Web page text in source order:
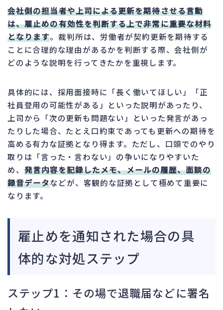
会社側の担当者や上司による更新を期待させる言動
は、雇止めの有効性を判断する上で非常に重要な材料
となります。裁判所は、労働者が契約更新を期待する
ことに合理的な理由があるかを判断する際、会社側が
どのような説明を行ってきたかを重視します。
具体的には、採用面接時に「長く働いてほしい」「正
社員登用の可能性がある」といった説明があったり、
上司から「次の更新も問題ない」といった発言があっ
たりした場合、たとえ口約束であっても更新への期待を
高める有力な証拠となり得ます。ただし、口頭でのやり
取りは「言った・言わない」の争いになりやすいた
め、 発言内容を記録したメモ、メールの履歴、面談の
録音データなどが、客観的な証拠として極めて重要に
なります。
雇止めを通知された場合の具
体的な対処ステップ
ステップ1：その場で退職届などに署名